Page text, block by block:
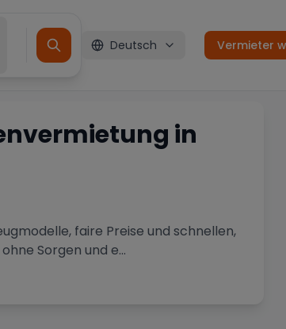
Deutsch Vermieter
in
faire Preise und schnellen,
Sorgen und e...